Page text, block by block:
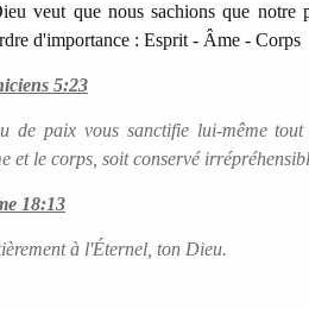
veut que nous sachions que notre
d'importance : Esprit - Âme - Corps
5:23
de paix vous sanctifie lui-même tout
et le corps, soit conservé
18:13
à l'Éternel, ton Dieu.